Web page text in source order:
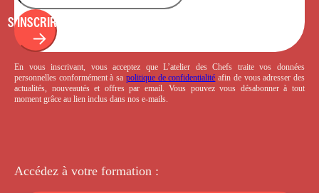
S'INSCRIRE
En vous inscrivant, vous acceptez que L’atelier des Chefs traite vos données
personnelles conformément à sa politique de confidentialité afin de vous adresser des
actualités, nouveautés et offres par email. Vous pouvez vous désabonner à tout
moment grâce au lien inclus dans nos e-mails.
Accédez à votre formation :